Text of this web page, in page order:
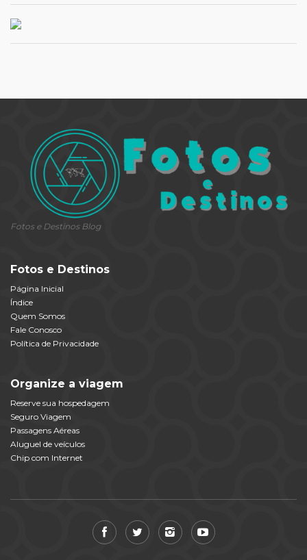
Fotos e Destinos Blog
Fotos e Destinos
Página Inicial
Índice
Quem Somos
Fale Conosco
Política de Privacidade
Organize a viagem
Reserve sua hospedagem
Seguro Viagem
Passagens Aéreas
Aluguel de veículos
Chip com Internet